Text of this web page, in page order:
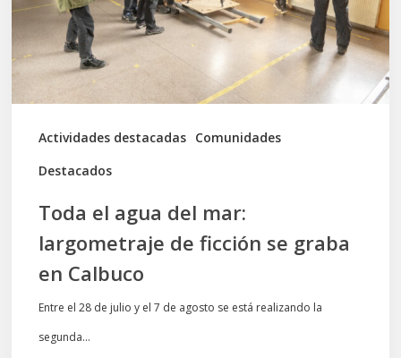
Actividades destacadas Comunidades
Destacados
largometraje
de
ficción
se
graba
Toda el agua del mar:
largometraje de ficción se graba
en Calbuco
Entre el 28 de julio y el 7 de agosto se está realizando la
segunda…